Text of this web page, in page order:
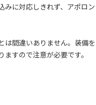
みに対応しきれず、アポロ
は間違いありません。装備
すので注意が必要です。